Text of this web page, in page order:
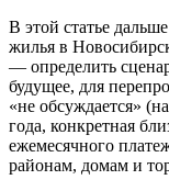
В этой статье
жилья в
— определить
будущее, для
«не обсуждается»
года, конкретная
ежемесячного
районам, домам и